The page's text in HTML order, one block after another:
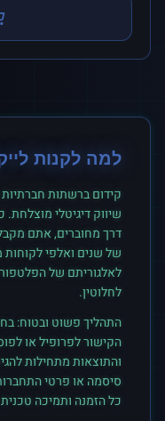
למה לקנות
קידום ברשתות
שיווק דיגיטלי
דרך מחוברים, אתם
של שנים ואלפי
לאלגוריתם של
לחלוטין.
התהליך פשוט ובטוח:
הקישור לפרופיל או
והתוצאות מתחילות
סיסמה או פרטי
כל הזמנה ותמיכה